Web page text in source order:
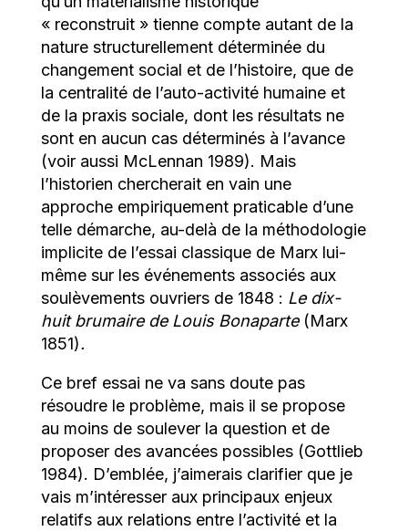
« reconstruit » tienne compte autant de la
nature structurellement déterminée du
changement social et de l’histoire, que de
la centralité de l’auto-activité humaine et
de la praxis sociale, dont les résultats ne
sont en aucun cas déterminés à l’avance
(voir aussi McLennan 1989). Mais
l’historien chercherait en vain une
approche empiriquement praticable d’une
telle démarche, au-delà de la méthodologie
implicite de l’essai classique de Marx lui-
même sur les événements associés aux
soulèvements ouvriers de 1848 : Le dix-
huit brumaire de Louis Bonaparte (Marx
1851).
Ce bref essai ne va sans doute pas
résoudre le problème, mais il se propose
au moins de soulever la question et de
proposer des avancées possibles (Gottlieb
1984). D’emblée, j’aimerais clarifier que je
vais m’intéresser aux principaux enjeux
relatifs aux relations entre l’activité et la